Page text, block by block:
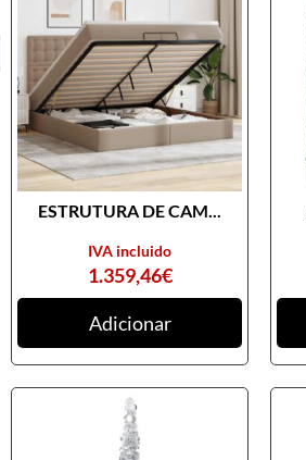
ESTRUTURA DE CAM...
1.359,46€
IVA incluido
Adicionar